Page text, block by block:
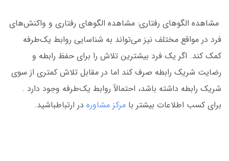
مشاهده الگوهای رفتاری: مشاهده الگوهای رفتاری و واکنش‌های
فرد در مواقع مختلف نیز می‌تواند به شناسایی روابط یک‌طرفه
کمک کند. اگر یک فرد بیشترین تلاش را برای حفظ رابطه و
رضایت شریک رابطه صرف کند اما در مقابل تلاش کمتری از سوی
شریک رابطه داشته باشد، احتمالاً روابط یک‌طرفه وجود دارد .
برای کسب اطلاعات بیشتر با مرکز مشاوره در ارتباطباشید.